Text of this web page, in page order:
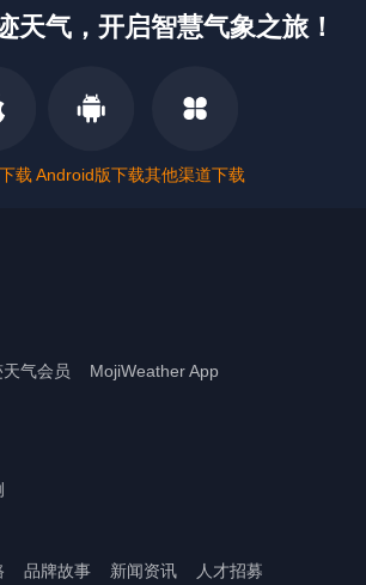
天气，开启智慧气象之旅！
载 Android版下载其他渠道下载
气会员
MojiWeather App
品牌故事 新闻资讯 人才招募